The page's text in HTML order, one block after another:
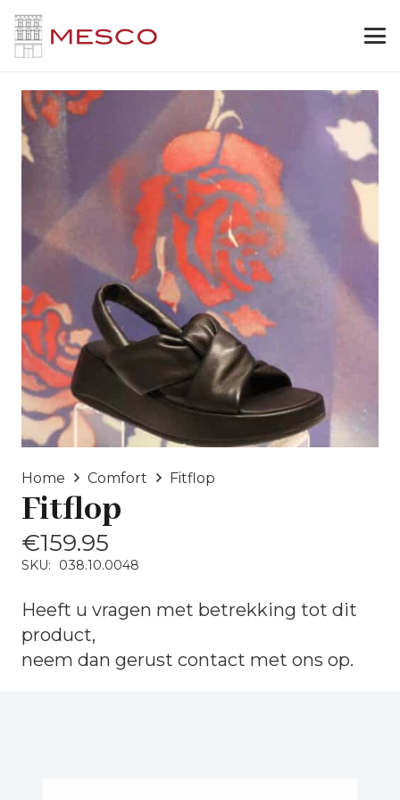
Home Comfort Fitflop
Fitflop
€159.95
SKU: 038.10.0048
Heeft u vragen met betrekking tot dit
product,
neem dan gerust contact met ons op.